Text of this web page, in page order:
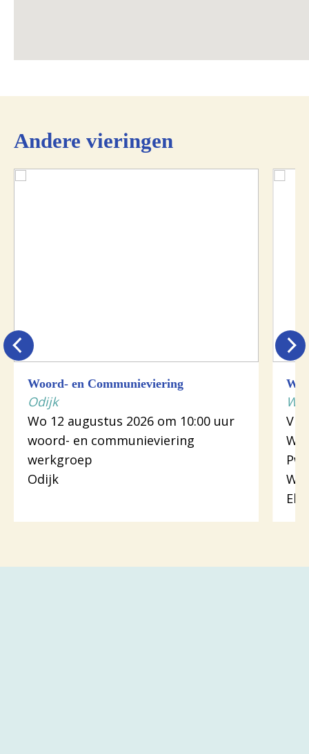
Andere vieringen
Woord- en Communieviering
Odijk
Wo 12 augustus 2026 om 10:00 uur
woord- en communieviering
werkgroep
Odijk
Vr